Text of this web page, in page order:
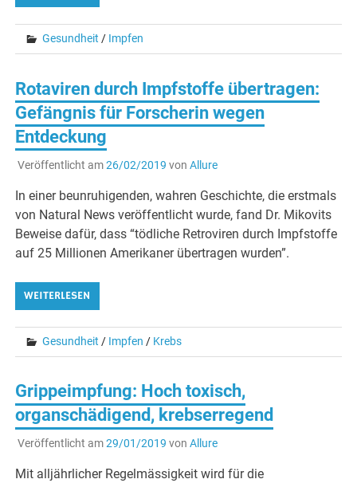
Gesundheit / Impfen
Rotaviren durch Impfstoffe übertragen:
Gefängnis für Forscherin wegen
Entdeckung
Veröffentlicht am26/02/2019 von Allure
In einer beunruhigenden, wahren Geschichte, die erstmals
von Natural News veröffentlicht wurde, fand Dr. Mikovits
Beweise dafür, dass “tödliche Retroviren durch Impfstoffe
auf 25 Millionen Amerikaner übertragen wurden”.
WEITERLESEN
Gesundheit / Impfen / Krebs
Grippeimpfung: Hoch toxisch,
organschädigend, krebserregend
Veröffentlicht am29/01/2019 von Allure
Mit alljährlicher Regelmässigkeit wird für die